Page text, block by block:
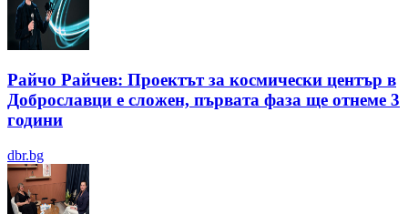
Райчо Райчев: Проектът за космически център в
Доброславци е сложен, първата фаза ще отнеме 3
години
dbr.bg